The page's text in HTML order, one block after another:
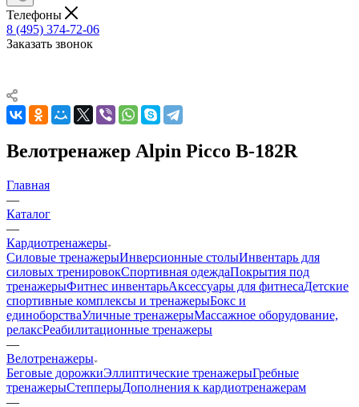
Телефоны
8 (495) 374-72-06
Заказать звонок
Велотренажер Alpin Picco B-182R
Главная
—
Каталог
—
Кардиотренажеры
Силовые тренажерыИнверсионные столыИнвентарь для
силовых тренировокСпортивная одеждаПокрытия под
тренажерыФитнес инвентарьАксессуары для фитнесаДетские
спортивные комплексы и тренажерыБокс и
единоборстваУличные тренажерыМассажное оборудование,
релаксРеабилитационные тренажеры
—
Велотренажеры
Беговые дорожкиЭллиптические тренажерыГребные
тренажерыСтепперыДополнения к кардиотренажерам
—